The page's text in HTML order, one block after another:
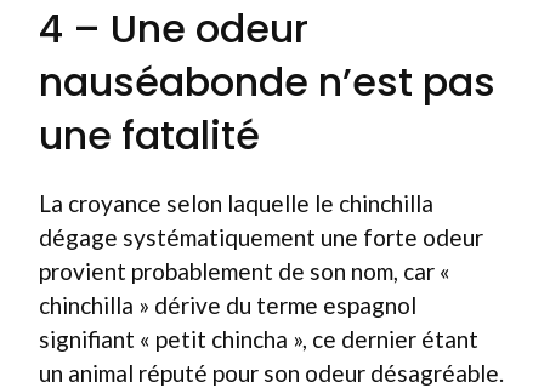
4 – Une odeur
nauséabonde n’est pas
une fatalité
La croyance selon laquelle le chinchilla
dégage systématiquement une forte odeur
provient probablement de son nom, car «
chinchilla » dérive du terme espagnol
signifiant « petit chincha », ce dernier étant
un animal réputé pour son odeur désagréable.